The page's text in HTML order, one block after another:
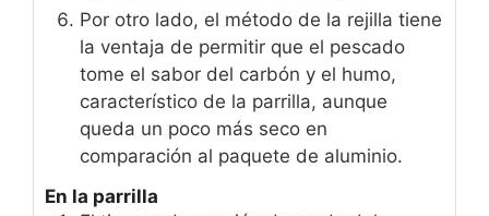
Por otro lado, el método de la rejilla tiene
la ventaja de permitir que el pescado
tome el sabor del carbón y el humo,
característico de la parrilla, aunque
queda un poco más seco en
comparación al paquete de aluminio.
En la parrilla